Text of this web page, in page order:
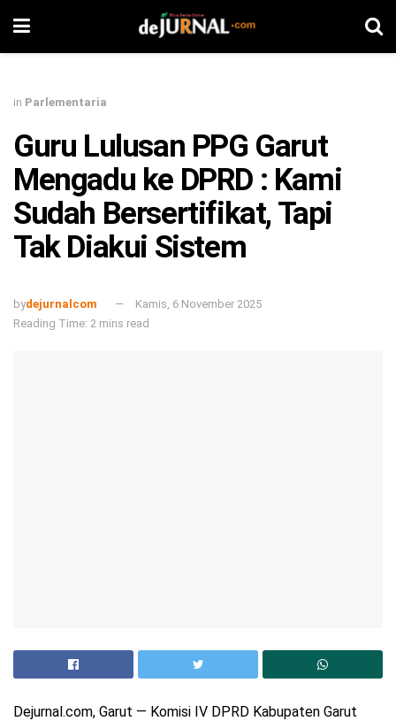
in Parlementaria
Guru Lulusan PPG Garut
Mengadu ke DPRD : Kami
Sudah Bersertifikat, Tapi
Tak Diakui Sistem
bydejurnalcom
Kamis, 6 November 2025
Reading Time: 2 mins read
Dejurnal.com, Garut — Komisi IV DPRD Kabupaten Garut